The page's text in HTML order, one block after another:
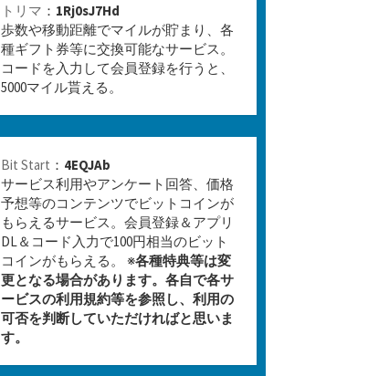
トリマ ： 1Rj0sJ7Hd
歩数や移動距離でマイルが貯まり、各
種ギフト券等に交換可能なサービス。
コードを入力して会員登録を行うと、
5000マイル貰える。
Bit Start ： 4EQJAb
サービス利用やアンケート回答、価格
予想等のコンテンツでビットコインが
もらえるサービス。会員登録＆アプリ
DL＆コード入力で100円相当のビット
コインがもらえる。 ※各種特典等は変
更となる場合があります。各自で各サ
ービスの利用規約等を参照し、利用の
可否を判断していただければと思いま
す。